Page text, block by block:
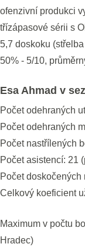
ofenzivní produkci
třízápasové sérii s
5,7 doskoku
50% - 5/10,
Esa Ahmad v
Počet odehraných
Počet odehraných
Počet nastřílených
Počet asistencí: 21
Počet doskočených
Celkový koeficient
Maximum v počtu
Hradec)